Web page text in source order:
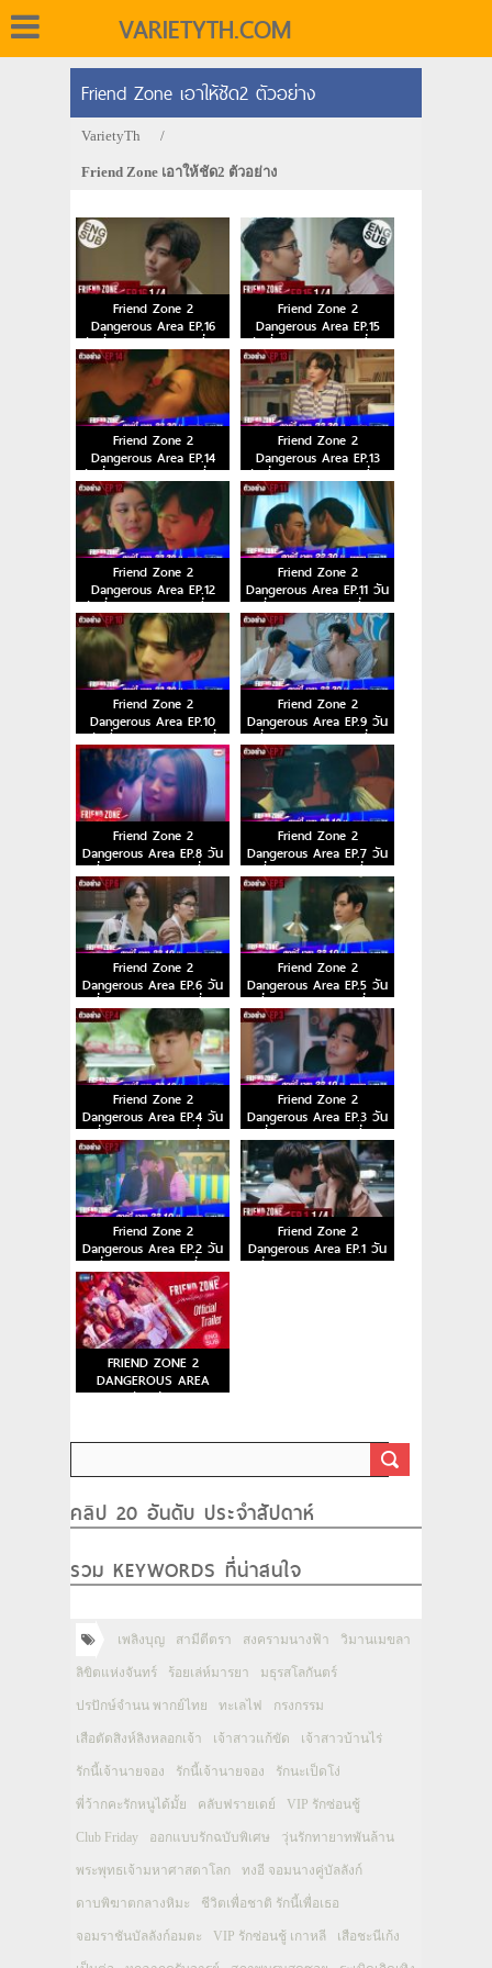
VARIETYTH.COM
Friend Zone เอาให้ชัด2 ตัวอย่าง
VarietyTh /
Friend Zone เอาให้ชัด2 ตัวอย่าง
Friend Zone 2
Dangerous Area EP.16
วันที่ 15 ม.ค. 64 ตอนที่ 16
Friend Zone 2
Dangerous Area EP.15
วันที่ 8 ม.ค. 64 ตอนที่ 15
Friend Zone 2
Dangerous Area EP.14
วันที่ 25 ธ.ค. 63 ตอนที่ 14
Friend Zone 2
Dangerous Area EP.13
วันที่ 18 ธ.ค. 63 ตอนที่ 13
Friend Zone 2
Dangerous Area EP.12
วันที่ 11 ธ.ค. 63 ตอนที่ 12
Friend Zone 2
Dangerous Area EP.11 วัน
ที่ 4 ธ.ค. 63 ตอนที่ 11
Friend Zone 2
Dangerous Area EP.10
วันที่ 27 พ.ย. 63 ตอนที่
10
Friend Zone 2
Dangerous Area EP.9 วัน
ที่ 20 พ.ย. 63 ตอนที่ 9
Friend Zone 2
Dangerous Area EP.8 วัน
ที่ 13 พ.ย. 63 ตอนที่ 8
Friend Zone 2
Dangerous Area EP.7 วัน
ที่ 6 พ.ย. 63 ตอนที่ 7
Friend Zone 2
Dangerous Area EP.6 วัน
ที่ 30 ต.ค. 63 ตอนที่ 6
Friend Zone 2
Dangerous Area EP.5 วัน
ที่ 23 ต.ค. 63 ตอนที่ 5
Friend Zone 2
Dangerous Area EP.4 วัน
ที่ 16 ต.ค. 63 ตอนที่ 4
Friend Zone 2
Dangerous Area EP.3 วัน
ที่ 9 ต.ค. 63 ตอนที่ 3
Friend Zone 2
Dangerous Area EP.2 วัน
ที่ 2 ต.ค. 63 ตอนที่ 2
Friend Zone 2
Dangerous Area EP.1 วัน
ที่ 25 ก.ย. 63 ตอนแรก
FRIEND ZONE 2
DANGEROUS AREA
ตัวอย่าง
คลิป 20 อันดับ ประจำสัปดาห์
รวม KEYWORDS ที่น่าสนใจ
เพลิงบุญ สามีตีตรา สงครามนางฟ้า วิมานเมขลา
ลิขิตแห่งจันทร์ ร้อยเล่ห์มารยา มธุรสโลกันตร์
ปรปักษ์จำนน พากย์ไทย ทะเลไฟ กรงกรรม
เสือตัดสิงห์ลิงหลอกเจ้า เจ้าสาวแก้ขัด เจ้าสาวบ้านไร่
รักนี้เจ้านายจอง รักนี้เจ้านายจอง รักนะเป็ดโง่
พี่ว้ากคะรักหนูได้มั้ย คลับฟรายเดย์ VIP รักซ่อนชู้
Club Friday ออกแบบรักฉบับพิเศษ วุ่นรักทายาทพันล้าน
พระพุทธเจ้ามหาศาสดาโลก ทงอี จอมนางคู่บัลลังก์
ดาบพิฆาตกลางหิมะ ชีวิตเพื่อชาติ รักนี้เพื่อเธอ
จอมราชันบัลลังก์อมตะ VIP รักซ่อนชู้ เกาหลี เสือชะนีเก้ง